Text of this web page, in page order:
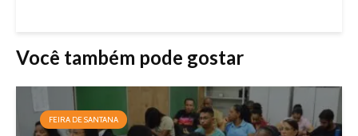
Você também pode gostar
FEIRA DE SANTANA